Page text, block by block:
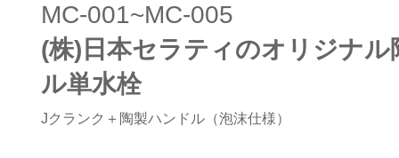
MC-001~MC-005
(株)日本セラティのオリジナル
ル単水栓
Jクランク＋陶製ハンドル（泡沫仕様）